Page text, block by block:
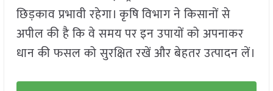
छिड़काव प्रभावी रहेगा। कृषि विभाग ने किसानों से
अपील की है कि वे समय पर इन उपायों को अपनाकर
धान की फसल को सुरक्षित रखें और बेहतर उत्पादन लें।